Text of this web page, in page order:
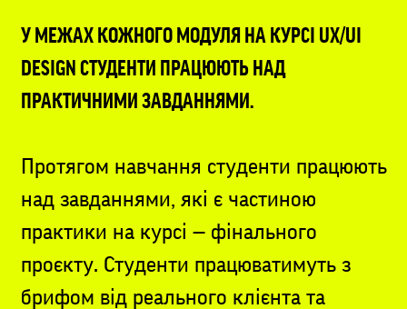
У МЕЖАХ КОЖНОГО МОДУЛЯ НА КУРСІ UX/UI
DESIGN СТУДЕНТИ ПРАЦЮЮТЬ НАД
ПРАКТИЧНИМИ ЗАВДАННЯМИ.
Протягом навчання студенти працюють
над завданнями, які є частиною
практики на курсі — фінального
проєкту. Студенти працюватимуть з
брифом від реального клієнта та